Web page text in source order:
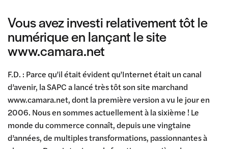
Vous avez investi relativement tôt le
numérique en lançant le site
www.camara.net
F.D. : Parce qu’il était évident qu’Internet était un canal
d’avenir, la SAPC a lancé très tôt son site marchand
www.camara.net, dont la première version a vu le jour en
2006. Nous en sommes actuellement à la sixième ! Le
monde du commerce connaît, depuis une vingtaine
d’années, de multiples transformations, passionnantes à